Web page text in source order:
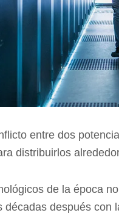
entre dos
distribuirlos
de la época
décadas después con